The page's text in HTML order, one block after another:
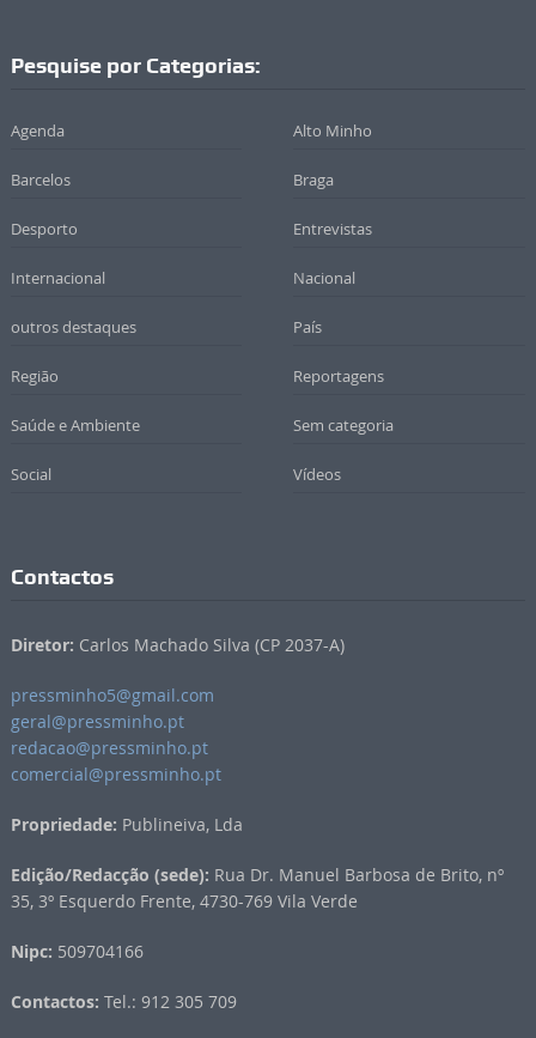
Pesquise por Categorias:
Agenda Alto Minho
Barcelos Braga
Desporto Entrevistas
Internacional Nacional
outros destaques País
Região Reportagens
Saúde e Ambiente Sem categoria
Social Vídeos
Contactos
Diretor: Carlos Machado Silva (CP 2037-A)
pressminho5@gmail.com
geral@pressminho.pt
redacao@pressminho.pt
comercial@pressminho.pt
Propriedade: Publineiva, Lda
Edição/Redacção (sede): Rua Dr. Manuel Barbosa de Brito, nº
35, 3º Esquerdo Frente, 4730-769 Vila Verde
Nipc: 509704166
Contactos: Tel.: 912 305 709